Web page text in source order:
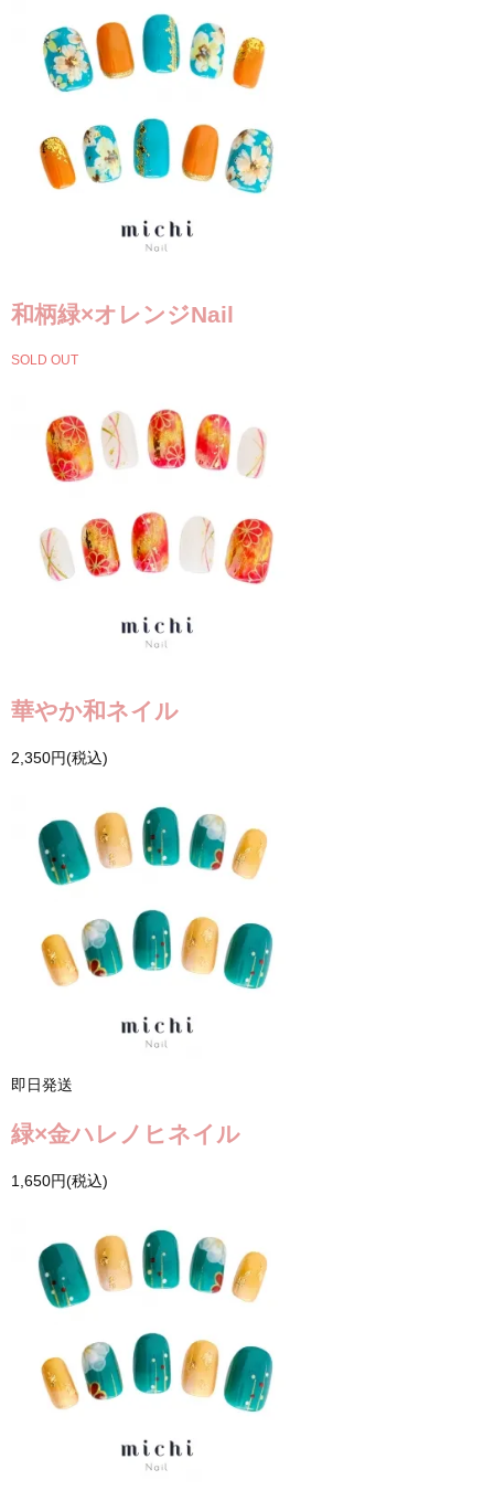
和柄緑×オレンジNail
SOLD OUT
華やか和ネイル
2,350円(税込)
即日発送
緑×金ハレノヒネイル
1,650円(税込)